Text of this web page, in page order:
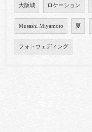
大阪城 ロケーション
Musashi Miyamoto 夏
フォトウェディング